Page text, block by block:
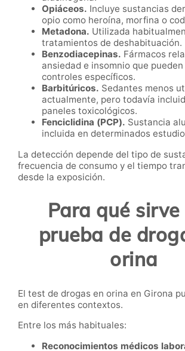
Opiáceos. Incluye sustancias
opio como heroína, morfina o
Metadona. Utilizada
tratamientos de deshabituación.
Benzodiacepinas. Fármacos
ansiedad e insomnio que
controles específicos.
Barbitúricos. Sedantes menos
actualmente, pero todavía
paneles toxicológicos.
Fenciclidina (PCP). Sustancia
incluida en determinados
La detección depende del tipo de
frecuencia de consumo y el tiempo
desde la exposición.
Para qué
prueba de
orina
El test de drogas en orina en Girona
en diferentes contextos.
Entre los más habituales:
Reconocimientos médicos